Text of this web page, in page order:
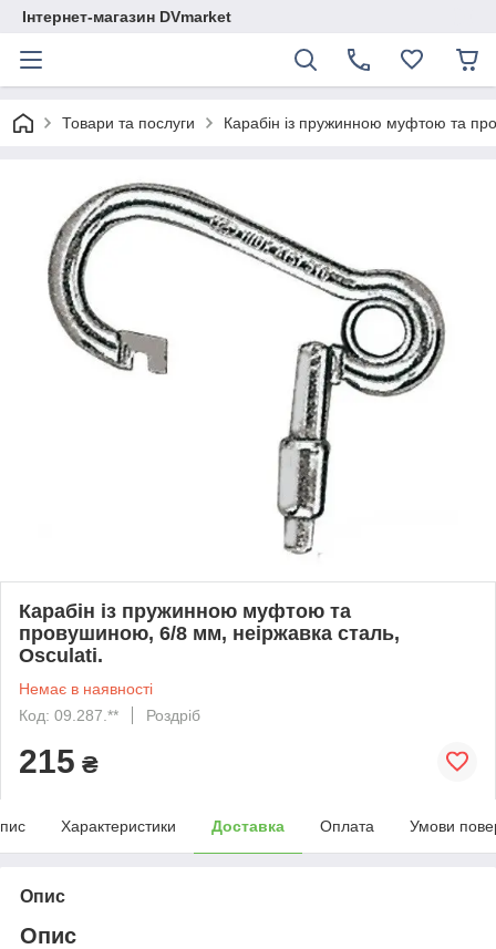
Інтернет-магазин DVmarket
Товари та послуги Карабін із пружинною муфтою та
Карабін із пружинною муфтою та
провушиною, 6/8 мм, неіржавка сталь,
Osculati.
Немає в наявності
Код: 09.287.**
Роздріб
215 ₴
Характеристики Доставка Оплата Умови
Опис
Опис